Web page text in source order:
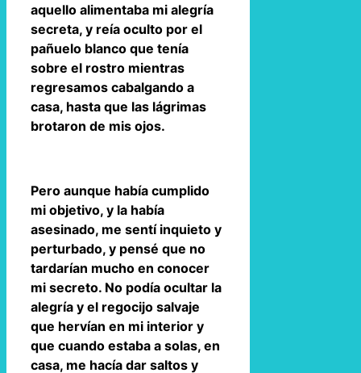
aquello alimentaba mi alegría
secreta, y reía oculto por el
pañuelo blanco que tenía
sobre el rostro mientras
regresamos cabalgando a
casa, hasta que las lágrimas
brotaron de mis ojos.
Pero aunque había cumplido
mi objetivo, y la había
asesinado, me sentí inquieto y
perturbado, y pensé que no
tardarían mucho en conocer
mi secreto. No podía ocultar la
alegría y el regocijo salvaje
que hervían en mi interior y
que cuando estaba a solas, en
casa, me hacía dar saltos y